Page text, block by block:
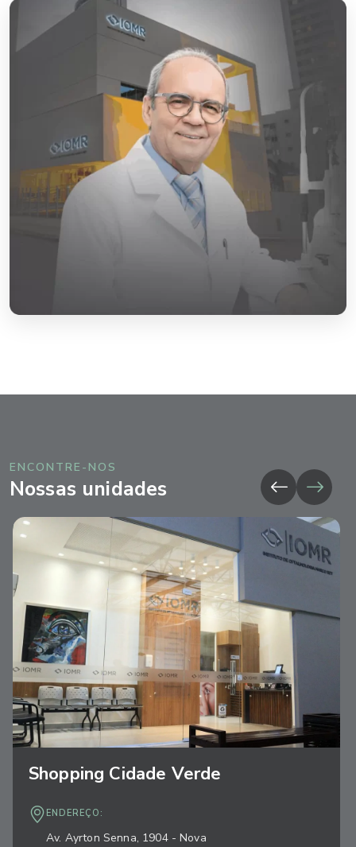
ENCONTRE-NOS
Nossas unidades
Shopping Cidade Verde
ENDEREÇO:
Av. Ayrton Senna, 1904 - Nova